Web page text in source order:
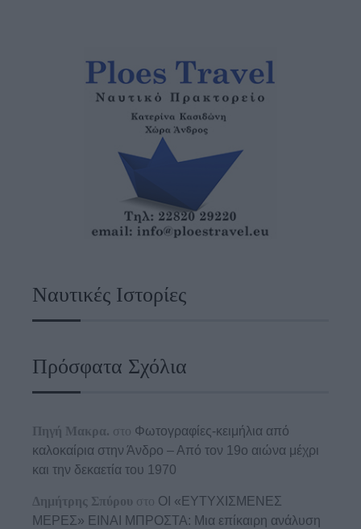
Ναυτικές Ιστορίες
Πρόσφατα Σχόλια
Πηγή Μακρα. στο Φωτογραφίες-κειμήλια από
καλοκαίρια στην Άνδρο – Από τον 19ο αιώνα μέχρι
και την δεκαετία του 1970
Δημήτρης Σπύρου στο ΟΙ «ΕΥΤΥΧΙΣΜΕΝΕΣ
ΜΕΡΕΣ» ΕΙΝΑΙ ΜΠΡΟΣΤΑ: Μια επίκαιρη ανάλυση